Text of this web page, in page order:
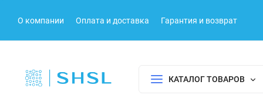
О компании Оплата и доставка Гарантия и возврат
КАТАЛОГ ТОВАРОВ